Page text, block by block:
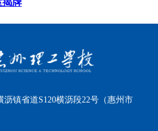
沥镇省道S120横沥段22号（惠州市